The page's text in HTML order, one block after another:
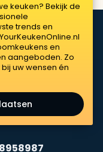
keuken? Bekijk de
trends en
en
aangeboden. Zo
uw wensen én